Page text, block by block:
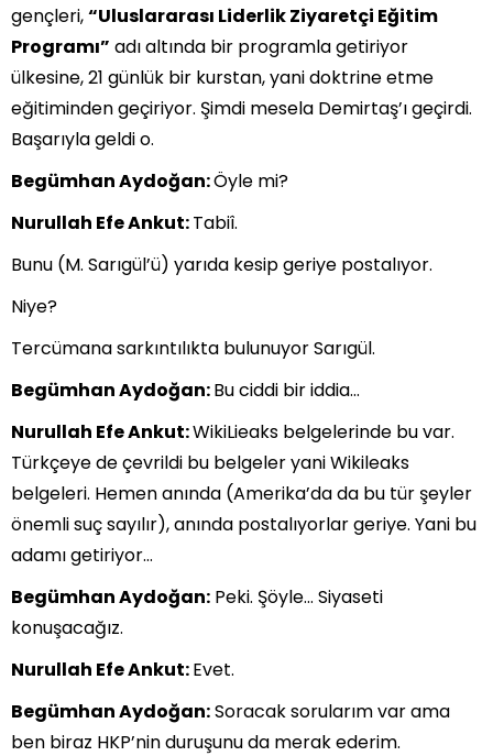
gençleri,“Uluslararası Liderlik Ziyaretçi Eğitim
Programı” adı altında bir programla getiriyor
ülkesine, 21 günlük bir kurstan, yani doktrine etme
eğitiminden geçiriyor. Şimdi mesela Demirtaş’ı geçirdi.
Başarıyla geldi o.
Begümhan Aydoğan:Öyle mi?
Nurullah Efe Ankut:Tabiî.
Bunu (M. Sarıgül’ü) yarıda kesip geriye postalıyor.
Niye?
Tercümana sarkıntılıkta bulunuyor Sarıgül.
Begümhan Aydoğan:Bu ciddi bir iddia…
Nurullah Efe Ankut:WikiLieaks belgelerinde bu var.
Türkçeye de çevrildi bu belgeler yani Wikileaks
belgeleri. Hemen anında (Amerika’da da bu tür şeyler
önemli suç sayılır), anında postalıyorlar geriye. Yani bu
adamı getiriyor…
Begümhan Aydoğan: Peki. Şöyle… Siyaseti
konuşacağız.
Nurullah Efe Ankut:Evet.
Begümhan Aydoğan:Soracak sorularım var ama
ben biraz HKP’nin duruşunu da merak ederim.